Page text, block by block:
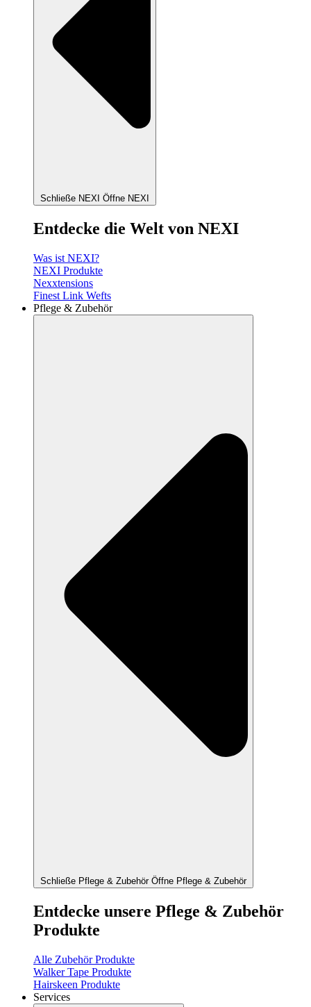
Schließe NEXI Öffne NEXI
Entdecke die Welt von NEXI
Was ist NEXI?
NEXI Produkte
Nexxtensions
Finest Link Wefts
Pflege & Zubehör
Schließe Pflege & Zubehör Öffne Pflege & Zubehör
Entdecke unsere Pflege & Zubehör
Produkte
Alle Zubehör Produkte
Walker Tape Produkte
Hairskeen Produkte
Services